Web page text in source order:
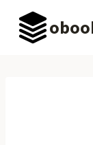
Перейти
содержимому